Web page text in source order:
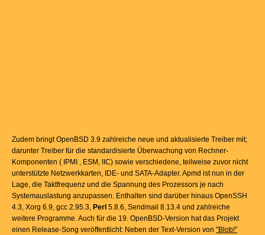
Zudem bringt OpenBSD 3.9 zahlreiche neue und aktualisierte Treiber mit;
darunter Treiber für die standardisierte Überwachung von Rechner-
Komponenten ( IPMI , ESM, IIC) sowie verschiedene, teilweise zuvor nicht
unterstützte Netzwerkkarten, IDE- und SATA-Adapter. Apmd ist nun in der
Lage, die Taktfrequenz und die Spannung des Prozessors je nach
Systemauslastung anzupassen. Enthalten sind darüber hinaus OpenSSH
4.3, Xorg 6.9, gcc 2.95.3, Perl 5.8.6, Sendmail 8.13.4 und zahlreiche
weitere Programme. Auch für die 19. OpenBSD-Version hat das Projekt
einen Release-Song veröffentlicht: Neben der Text-Version von "Blob!"